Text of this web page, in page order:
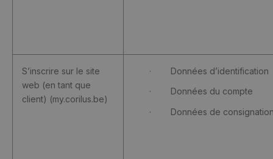
S’inscrire sur le site
web (en tant que
client) (my.corilus.be)
· Données d’identification
· Données du compte
· Données de